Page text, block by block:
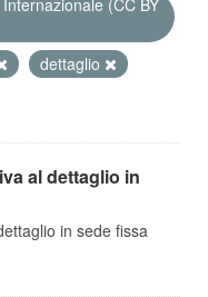
(CC BY
dettaglio
al dettaglio in
in sede fissa